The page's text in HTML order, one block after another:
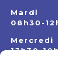
Mardi
08h30-
Mercredi
13h30-